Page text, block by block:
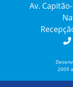
Av.
2009